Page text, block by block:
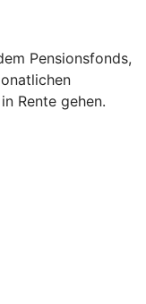
Pensionsfonds,
Rente gehen.